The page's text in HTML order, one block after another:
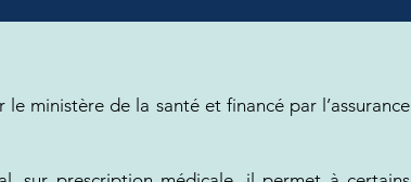
ministère de la santé et financé par l’assurance